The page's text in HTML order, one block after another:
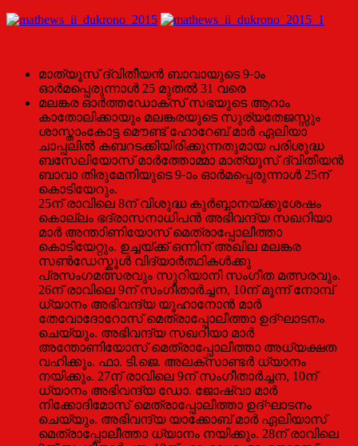
മാത്യൂസ് ദ്വിതീയന്‍ ബാവായുടെ 9-ാം
ഓര്‍മപ്പെരുന്നാള്‍ 25 മുതല്‍ 31 വരെ
മലങ്കര ഓര്‍ത്തഡോക്സ് സഭയുടെ ആറാം
കാതോലിക്കായും മലങ്കരയുടെ സുര്യതേജസ്സും
ശാസ്താംകോട്ട മൌണ്ട് ഹോറേബ് മാര്‍ ഏലിയാ
ചാപ്പലില്‍ കബറടക്കിയിരിക്കുന്നതുമായ പരിശുദ്ധ
ബസേലിയോസ് മാര്‍ത്തോമ്മാ മാത്യൂസ് ദ്വിതീയന്‍
ബാവാ തിരുമേനിയുടെ 9-ാം ഓര്‍മപ്പെരുന്നാള്‍ 25ന്
കൊടിയേറും.
25ന് രാവിലെ 8ന് വിശുദ്ധ കുര്‍ബ്ബാനയ്ക്കുശേഷം
കൊല്ലം ഭദ്രാസനാധിപന്‍ അഭിവന്ദ്യ സഖറിയാ
മാര്‍ അന്താിണിയോസ് മെത്രാപ്പോലീത്താ
കൊടിയേറ്റും. ഉച്ചയ്ക്ക് ഒന്നിന് അഖില മലങ്കര
സണ്‍ഡേസ്കൂള്‍ വിദ്യാര്‍ത്ഥികള്‍ക്കു
പ്രസംഗമത്സരവും സുറിയാനി സംഗീത മത്സരവും.
26ന് രാവിലെ 9ന് സംഗീതാര്‍ച്ചന, 10ന് മൂന്ന് നോമ്പ്
ധ്യാനം അഭിവന്ദ്യ യൂഹാനോന്‍ മാര്‍
തേവോദോറോസ് മെത്രാപ്പോലീത്താ ഉദ്ഘാടനം
ചെയ്യും. അഭിവന്ദ്യ സഖറിയാ മാര്‍
അന്തോണിയോസ് മെത്രാപ്പോലീത്താ അധ്യക്ഷത
വഹിക്കും. ഫാ. ടി.ജെ. അലക്സാണ്ടര്‍ ധ്യാനം
നയിക്കും. 27ന് രാവിലെ 9ന് സംഗീതാര്‍ച്ചന, 10ന്
ധ്യാനം അഭിവന്ദ്യ ഡോ. ജോഷ്വാ മാര്‍
നിക്കോദിമോസ് മെത്രാപ്പോലീത്താ ഉദ്ഘാടനം
ചെയ്യും. അഭിവന്ദ്യ യാക്കോബ് മാര്‍ ഏലിയാസ്
മെത്രാപ്പോലീത്താ ധ്യാനം നയിക്കും. 28ന് രാവിലെ